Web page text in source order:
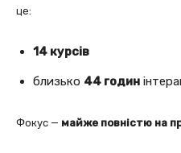
це:
14 курсів
близько 44 годин
Фокус — майже повністю на